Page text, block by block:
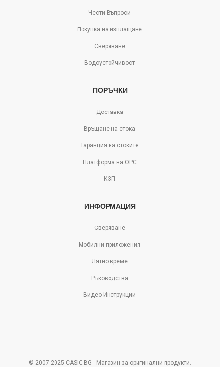
Чести Въпроси
Покупка на изплащане
Сверяване
Водоустойчивост
ПОРЪЧКИ
Доставка
Връщане на стока
Гаранция на стоките
Платформа на ОРС
КЗП
ИНФОРМАЦИЯ
Сверяване
Мобилни приложения
Лятно време
Ръководства
Видео Инструкции
© 2007-2025 CASIO.BG - Магазин за оригинални продукти.